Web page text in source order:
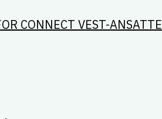
CONNECT VEST-ANSATTE